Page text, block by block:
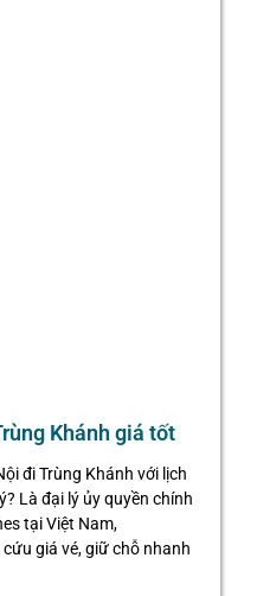
Khánh giá tốt
đi Trùng Khánh với lịch
Là đại lý ủy quyền chính
tại Việt Nam,
giá vé, giữ chỗ nhanh